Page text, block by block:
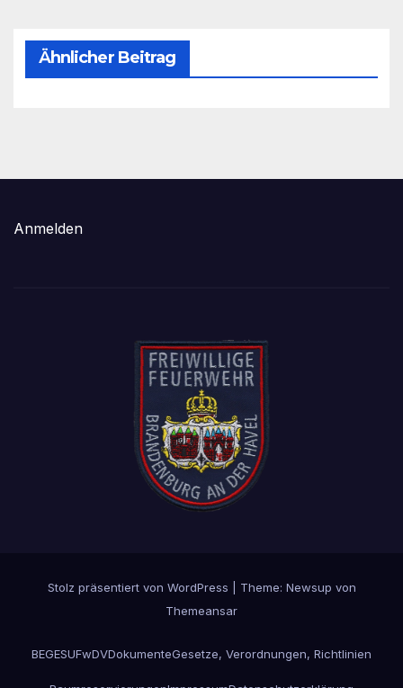
Ähnlicher Beitrag
Anmelden
Stolz präsentiert von WordPress
Theme: Newsup von
Themeansar
BEGESUFwDVDokumenteGesetze, Verordnungen, Richtlinien